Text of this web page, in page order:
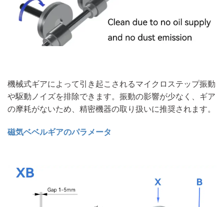
機械式ギアによって引き起こされるマイクロステップ振動
や駆動ノイズを排除できます。振動の影響が少なく、ギア
の摩耗がないため、精密機器の取り扱いに推奨されます。
磁気ベベルギアのパラメータ